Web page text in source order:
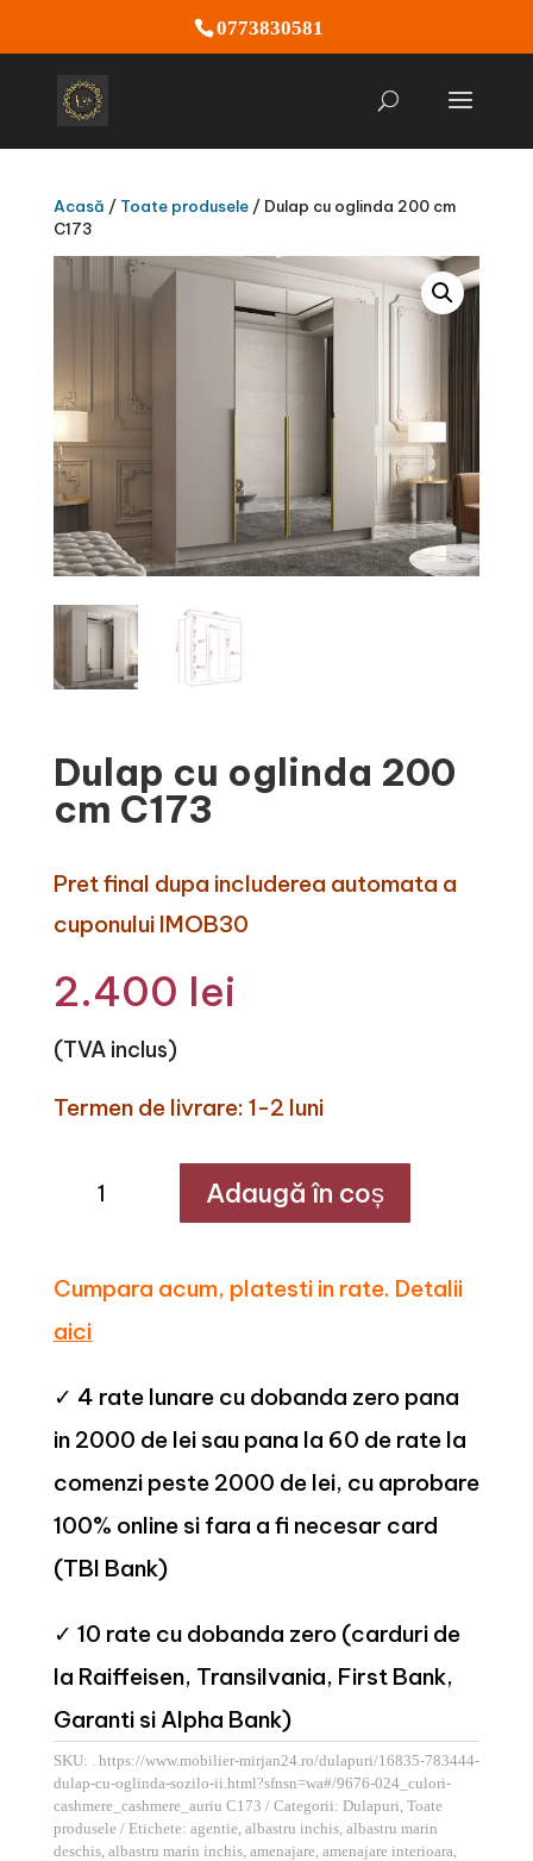
0773830581
Acasă / Toate produsele/ Dulap cu oglinda 200 cm
C173
Dulap cu oglinda 200
cm C173
Pret final dupa includerea automata a
cuponului IMOB30
2.400 lei
(TVA inclus)
Termen de livrare: 1-2 luni
cm
C173
Adaugă în coș
Cumpara acum, platesti in rate. Detalii
aici
✓ 4 rate lunare cu dobanda zero pana
in 2000 de lei sau pana la 60 de rate la
comenzi peste 2000 de lei, cu aprobare
100% online si fara a fi necesar card
(TBI Bank)
✓ 10 rate cu dobanda zero (carduri de
la Raiffeisen, Transilvania, First Bank,
Garanti si Alpha Bank)
SKU: . https://www.mobilier-mirjan24.ro/dulapuri/16835-783444-
dulap-cu-oglinda-sozilo-ii.html?sfnsn=wa#/9676-024_culori-
cashmere_cashmere_auriu C173
Categorii: Dulapuri, Toate
produsele
Etichete: agentie, albastru inchis, albastru marin
deschis, albastru marin inchis, amenajare, amenajare interioara,